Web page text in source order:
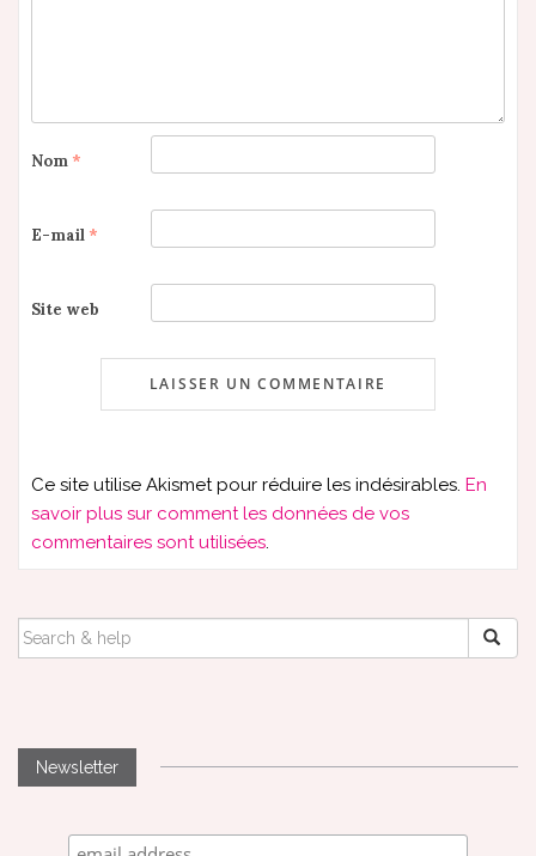
Nom *
E-mail *
Site web
Ce site utilise Akismet pour réduire les indésirables. En
savoir plus sur comment les données de vos
commentaires sont utilisées.
SEARCH
FOR:
Newsletter